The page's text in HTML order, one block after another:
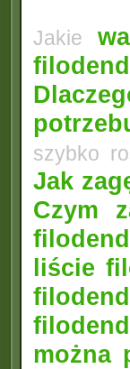
Jakie
szybko
Jak
Czym
liście
można